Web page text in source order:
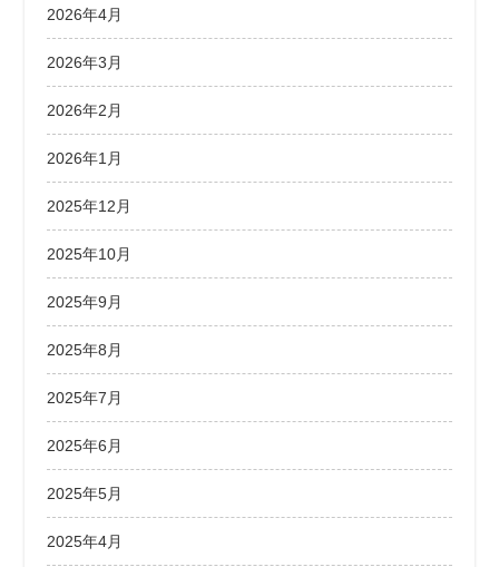
2026年4月
2026年3月
2026年2月
2026年1月
2025年12月
2025年10月
2025年9月
2025年8月
2025年7月
2025年6月
2025年5月
2025年4月